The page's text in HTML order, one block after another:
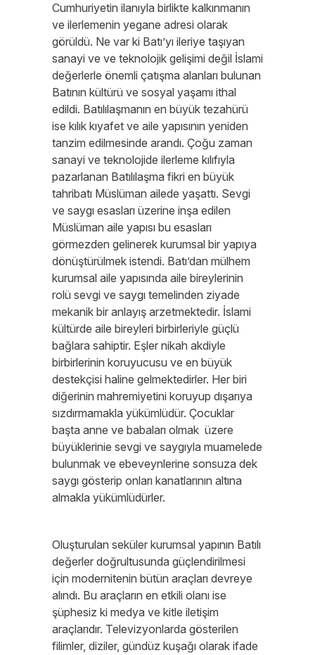
Cumhuriyetin ilanıyla birlikte kalkınmanın
ve ilerlemenin yegane adresi olarak
görüldü. Ne var ki Batı’yı ileriye taşıyan
sanayi ve ve teknolojik gelişimi değil İslami
değerlerle önemli çatışma alanları bulunan
Batının kültürü ve sosyal yaşamı ithal
edildi. Batılılaşmanın en büyük tezahürü
ise kılık kıyafet ve aile yapısının yeniden
tanzim edilmesinde arandı. Çoğu zaman
sanayi ve teknolojide ilerleme kılıfıyla
pazarlanan Batılılaşma fikri en büyük
tahribatı Müslüman ailede yaşattı. Sevgi
ve saygı esasları üzerine inşa edilen
Müslüman aile yapısı bu esasları
görmezden gelinerek kurumsal bir yapıya
dönüştürülmek istendi. Batı’dan mülhem
kurumsal aile yapısında aile bireylerinin
rolü sevgi ve saygı temelinden ziyade
mekanik bir anlayış arzetmektedir. İslami
kültürde aile bireyleri birbirleriyle güçlü
bağlara sahiptir. Eşler nikah akdiyle
birbirlerinin koruyucusu ve en büyük
destekçisi haline gelmektedirler. Her biri
diğerinin mahremiyetini koruyup dışarıya
sızdırmamakla yükümlüdür. Çocuklar
başta anne ve babaları olmak üzere
büyüklerinie sevgi ve saygıyla muamelede
bulunmak ve ebeveynlerine sonsuza dek
saygı gösterip onları kanatlarının altına
almakla yükümlüdürler.
Oluşturulan seküler kurumsal yapının Batılı
değerler doğrultusunda güçlendirilmesi
için modernitenin bütün araçları devreye
alındı. Bu araçların en etkili olanı ise
şüphesiz ki medya ve kitle iletişim
araçlarıdır. Televizyonlarda gösterilen
filimler, diziler, gündüz kuşağı olarak ifade